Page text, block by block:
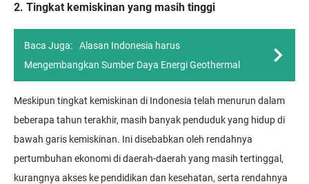
2. Tingkat kemiskinan yang masih tinggi
Baca Juga:
Alasan Indonesia harus
Mengembangkan Sumber Daya Energi Geothermal
Meskipun tingkat kemiskinan di Indonesia telah menurun dalam
beberapa tahun terakhir, masih banyak penduduk yang hidup di
bawah garis kemiskinan. Ini disebabkan oleh rendahnya
pertumbuhan ekonomi di daerah-daerah yang masih tertinggal,
kurangnya akses ke pendidikan dan kesehatan, serta rendahnya